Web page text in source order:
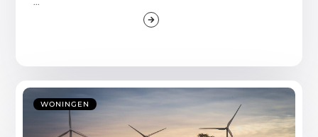
WONINGEN